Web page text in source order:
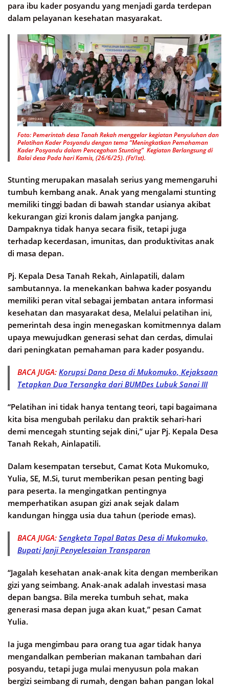
para ibu kader posyandu yang menjadi garda terdepan
dalam pelayanan kesehatan masyarakat.
Foto: Pemerintah desa Tanah Rekah menggelar kegiatan Penyuluhan dan
Pelatihan Kader Posyandu dengan tema “Meningkatkan Pemahaman
Kader Posyandu dalam Pencegahan Stunting” Kegiatan Berlangsung di
Balai desa Pada hari Kamis, (26/6/25). (Ft/Ist).
Stunting merupakan masalah serius yang memengaruhi
tumbuh kembang anak. Anak yang mengalami stunting
memiliki tinggi badan di bawah standar usianya akibat
kekurangan gizi kronis dalam jangka panjang.
Dampaknya tidak hanya secara fisik, tetapi juga
terhadap kecerdasan, imunitas, dan produktivitas anak
di masa depan.
Pj. Kepala Desa Tanah Rekah, Ainlapatili, dalam
sambutannya. Ia menekankan bahwa kader posyandu
memiliki peran vital sebagai jembatan antara informasi
kesehatan dan masyarakat desa, Melalui pelatihan ini,
pemerintah desa ingin menegaskan komitmennya dalam
upaya mewujudkan generasi sehat dan cerdas, dimulai
dari peningkatan pemahaman para kader posyandu.
BACA JUGA: Korupsi Dana Desa di Mukomuko, Kejaksaan
Tetapkan Dua Tersangka dari BUMDes Lubuk Sanai III
“Pelatihan ini tidak hanya tentang teori, tapi bagaimana
kita bisa mengubah perilaku dan praktik sehari-hari
demi mencegah stunting sejak dini,” ujar Pj. Kepala Desa
Tanah Rekah, Ainlapatili.
Dalam kesempatan tersebut, Camat Kota Mukomuko,
Yulia, SE, M.Si, turut memberikan pesan penting bagi
para peserta. Ia mengingatkan pentingnya
memperhatikan asupan gizi anak sejak dalam
kandungan hingga usia dua tahun (periode emas).
BACA JUGA: Sengketa Tapal Batas Desa di Mukomuko,
Bupati Janji Penyelesaian Transparan
“Jagalah kesehatan anak-anak kita dengan memberikan
gizi yang seimbang. Anak-anak adalah investasi masa
depan bangsa. Bila mereka tumbuh sehat, maka
generasi masa depan juga akan kuat,” pesan Camat
Yulia.
Ia juga mengimbau para orang tua agar tidak hanya
mengandalkan pemberian makanan tambahan dari
posyandu, tetapi juga mulai menyusun pola makan
bergizi seimbang di rumah, dengan bahan pangan lokal